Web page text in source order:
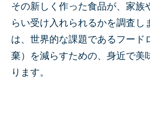
その新しく作った食品が、家族
らい受け入れられるかを調査し
は、世界的な課題であるフード
棄）を減らすための、身近で美
ります。